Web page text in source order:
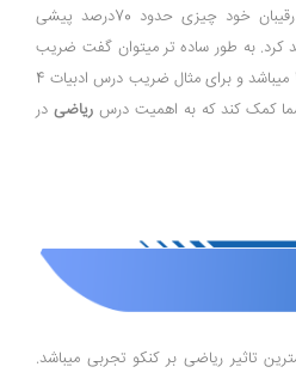
40درصد ریاضی بزند از دیگران رقیبان خود چیزی حدود 70درصد پیشی
کرد. به طور ساده تر میتوان گفت ضریب
درس ریاضی در رشته ی ریاضی 12 میباشد و برای مثال ضریب درس ادبیات 4
کمک کند که به اهمیت درس ریاضی در
تاثیر ریاضی بر کنکو تجربی میباشد.